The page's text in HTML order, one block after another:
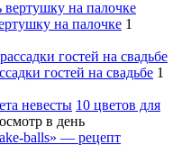
на палочке 1
гостей на свадьбе 1
10 цветов для
в день